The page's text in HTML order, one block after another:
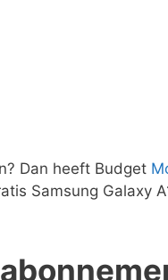
Dan heeft Budget
Samsung Galaxy